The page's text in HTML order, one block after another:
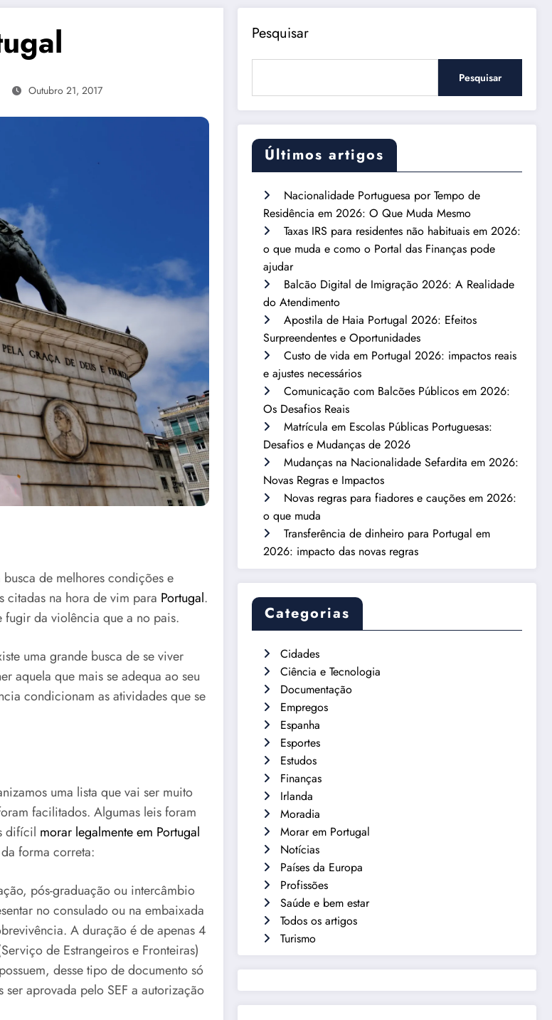
Outubro 21, 2017
de melhores condições e
citadas na hora de vim para Portugal.
fugir da violência que a no pais.
uma grande busca de se viver
aquela que mais se adequa ao seu
condicionam as atividades que se
uma lista que vai ser muito
facilitados. Algumas leis foram
difícil morar legalmente em Portugal
forma correta:
pós-graduação ou intercâmbio
no consulado ou na embaixada
A duração é de apenas 4
de Estrangeiros e Fronteiras)
desse tipo de documento só
aprovada pelo SEF a autorização
Pesquisar
Pesquisar
Últimos artigos
Nacionalidade Portuguesa por Tempo de
Residência em 2026: O Que Muda Mesmo
Taxas IRS para residentes não habituais em 2026:
o que muda e como o Portal das Finanças pode
ajudar
Balcão Digital de Imigração 2026: A Realidade
do Atendimento
Apostila de Haia Portugal 2026: Efeitos
Surpreendentes e Oportunidades
Custo de vida em Portugal 2026: impactos reais
e ajustes necessários
Comunicação com Balcões Públicos em 2026:
Os Desafios Reais
Matrícula em Escolas Públicas Portuguesas:
Desafios e Mudanças de 2026
Mudanças na Nacionalidade Sefardita em 2026:
Novas Regras e Impactos
Novas regras para fiadores e cauções em 2026:
o que muda
Transferência de dinheiro para Portugal em
2026: impacto das novas regras
Categorias
Cidades
Ciência e Tecnologia
Documentação
Empregos
Espanha
Esportes
Estudos
Finanças
Irlanda
Moradia
Morar em Portugal
Notícias
Países da Europa
Profissões
Saúde e bem estar
Todos os artigos
Turismo